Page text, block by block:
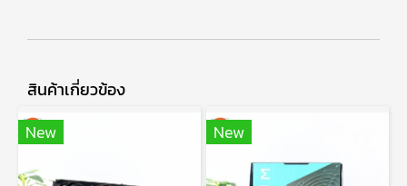
สินค้าเกี่ยวข้อง
New
New